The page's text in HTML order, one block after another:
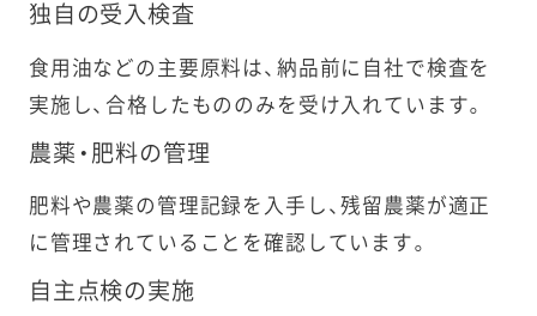
独自の受入検査
食用油などの主要原料は、納品前に自社で検査を
実施し、合格したもののみを受け入れています。
農薬・肥料の管理
肥料や農薬の管理記録を入手し、残留農薬が適正
に管理されていることを確認しています。
自主点検の実施